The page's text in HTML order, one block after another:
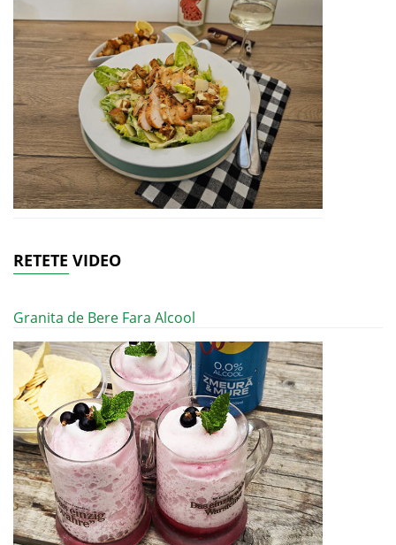
RETETE VIDEO
Granita de Bere Fara Alcool